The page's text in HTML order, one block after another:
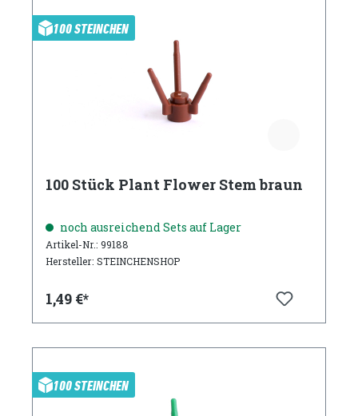
100 STEINCHEN
100 Stück Plant Flower Stem braun
noch ausreichend Sets auf Lager
Artikel-Nr.: 99188
Hersteller: STEINCHENSHOP
1,49 €*
100 STEINCHEN